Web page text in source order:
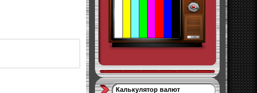
Калькулятор валют